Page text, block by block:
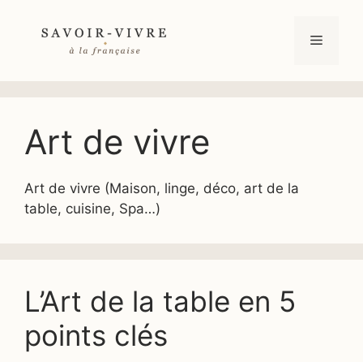
Menu
Art de vivre
Art de vivre (Maison, linge, déco, art de la
table, cuisine, Spa…)
L’Art de la table en 5
points clés